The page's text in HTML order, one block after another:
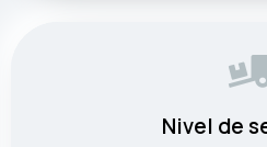
Nivel de